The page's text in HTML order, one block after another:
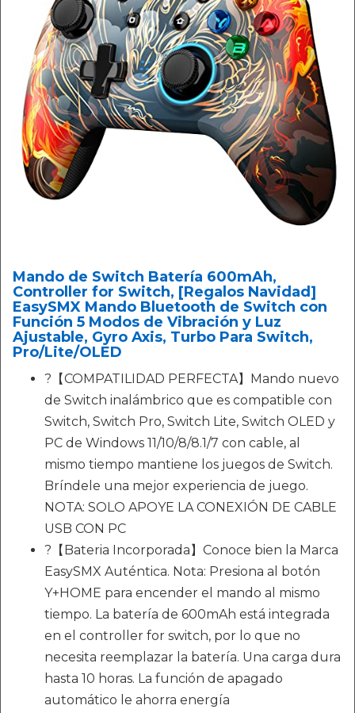
Mando de Switch Batería 600mAh,
Controller for Switch, [Regalos Navidad]
EasySMX Mando Bluetooth de Switch con
Función 5 Modos de Vibración y Luz
Ajustable, Gyro Axis, Turbo Para Switch,
Pro/Lite/OLED
?【COMPATILIDAD PERFECTA】Mando nuevo
de Switch inalámbrico que es compatible con
Switch, Switch Pro, Switch Lite, Switch OLED y
PC de Windows 11/10/8/8.1/7 con cable, al
mismo tiempo mantiene los juegos de Switch.
Bríndele una mejor experiencia de juego.
NOTA: SOLO APOYE LA CONEXIÓN DE CABLE
USB CON PC
?【Bateria Incorporada】Conoce bien la Marca
EasySMX Auténtica. Nota: Presiona al botón
Y+HOME para encender el mando al mismo
tiempo. La batería de 600mAh está integrada
en el controller for switch, por lo que no
necesita reemplazar la batería. Una carga dura
hasta 10 horas. La función de apagado
automático le ahorra energía